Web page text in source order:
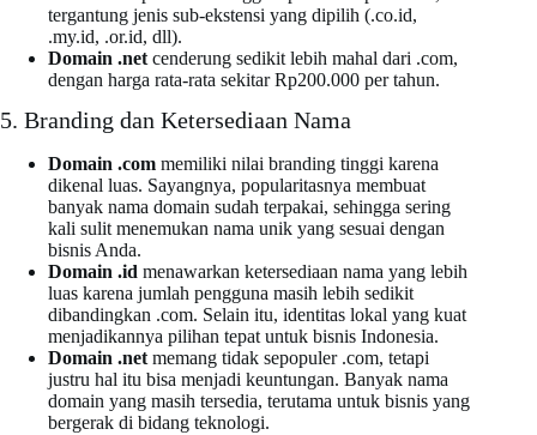
tergantung jenis sub-ekstensi yang dipilih (.co.id,
.my.id, .or.id, dll).
Domain .net cenderung sedikit lebih mahal dari .com,
dengan harga rata-rata sekitar Rp200.000 per tahun.
5. Branding dan Ketersediaan Nama
Domain .com memiliki nilai branding tinggi karena
dikenal luas. Sayangnya, popularitasnya membuat
banyak nama domain sudah terpakai, sehingga sering
kali sulit menemukan nama unik yang sesuai dengan
bisnis Anda.
Domain .id menawarkan ketersediaan nama yang lebih
luas karena jumlah pengguna masih lebih sedikit
dibandingkan .com. Selain itu, identitas lokal yang kuat
menjadikannya pilihan tepat untuk bisnis Indonesia.
Domain .net memang tidak sepopuler .com, tetapi
justru hal itu bisa menjadi keuntungan. Banyak nama
domain yang masih tersedia, terutama untuk bisnis yang
bergerak di bidang teknologi.